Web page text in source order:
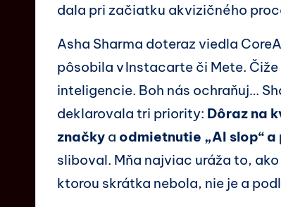
dala pri začiatku akvizičného
Asha Sharma doteraz viedla
pôsobila v Instacarte či Mete.
inteligencie. Boh nás ochraňuj…
deklarovala tri priority: Dôraz na
značky a odmietnutie „AI slop“
sliboval. Mňa najviac uráža to,
ktorou skrátka nebola, nie je a